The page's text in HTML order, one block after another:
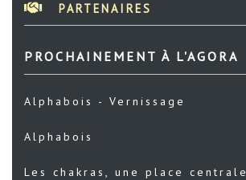
PARTENAIRES
PROCHAINEMENT À L'AGORA
Alphabois - Vernissage
Alphabois
Les chakras, une place centrale